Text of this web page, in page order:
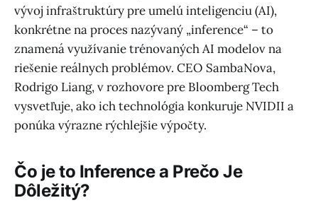
vývoj infraštruktúry pre umelú inteligenciu (AI),
konkrétne na proces nazývaný „inference“ – to
znamená využívanie trénovaných AI modelov na
riešenie reálnych problémov. CEO SambaNova,
Rodrigo Liang, v rozhovore pre Bloomberg Tech
vysvetľuje, ako ich technológia konkuruje NVIDII a
ponúka výrazne rýchlejšie výpočty.
Čo je to Inference a Prečo Je
Dôležitý?